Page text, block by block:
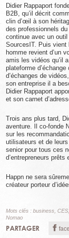
Didier Rappaport
B2B, qu’il décrit
clin d’œil à son
des professionnels
continue avec un
SourcesIT. Puis vient
homme revient d’un
amis les vidéos qu’il
plateforme
d’échanges de
son entreprise il a
Didier Rappaport
et son carnet
Trois ans plus tard,
aventure. Il co-fonde
sur les
utilisateurs et de
senior pour tous ces
d’entrepreneurs
Happn ne sera
créateur porteur
Mots clés : business CES
Nomao
PARTAGER